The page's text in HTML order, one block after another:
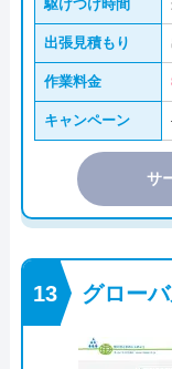
駆けつけ時間
出張見積もり
作業料金
キャンペーン
サ
グロー